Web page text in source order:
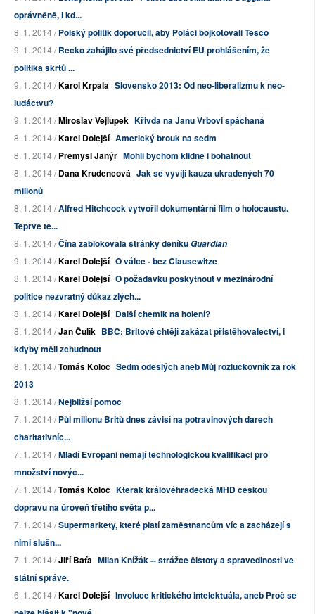
oprávněně, i kd...
8. 1. 2014 /Polský politik doporučil, aby Poláci bojkotovali Tesco
9. 1. 2014 /Řecko zahájilo své předsednictví EU prohlášením, že
politika škrtů ...
9. 1. 2014 /Karol Krpala Slovensko 2013: Od neo-liberalizmu k neo-
ludáctvu?
9. 1. 2014 /Miroslav Vejlupek Křivda na Janu Vrbovi spáchaná
8. 1. 2014 /Karel Dolejší Americký brouk na sedm
8. 1. 2014 /Přemysl Janýr Mohli bychom klidně i bohatnout
8. 1. 2014 /Dana Krudencová Jak se vyvíjí kauza ukradených 70
milionů
8. 1. 2014 /Alfred Hitchcock vytvořil dokumentární film o holocaustu.
Teprve te...
8. 1. 2014 /Čína zablokovala stránky deníkuGuardian
9. 1. 2014 /Karel Dolejší O válce - bez Clausewitze
8. 1. 2014 /Karel Dolejší O požadavku poskytnout v mezinárodní
politice nezvratný důkaz zlých...
8. 1. 2014 /Karel Dolejší Další chemik na holení?
8. 1. 2014 /Jan Čulík BBC: Britové chtějí zakázat přistěhovalectví, i
kdyby měli zchudnout
8. 1. 2014 /Tomáš Koloc Sedm odešlých aneb Můj rozlučkovník za rok
2013
8. 1. 2014 /Nejbližší pomoc
7. 1. 2014 /Půl milionu Britů dnes závisí na potravinových darech
charitativníc...
7. 1. 2014 /Mladí Evropani nemají technologickou kvalifikaci pro
množství novýc...
7. 1. 2014 /Tomáš Koloc Kterak královéhradecká MHD českou
dopravu na úroveň třetího světa p...
7. 1. 2014 /Supermarkety, které platí zaměstnancům víc a zacházejí s
nimi slušn...
7. 1. 2014 /Jiří Baťa Milan Knížák -- strážce čistoty a spravedlnosti ve
státní správě.
6. 1. 2014 /Karel Dolejší Involuce kritického intelektuála, aneb Proč se